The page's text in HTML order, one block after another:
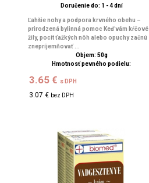
Doručenie do: 1 - 4 dní
Ľahšie nohy a podpora krvného obehu –
prirodzená bylinná pomoc Keď vám kŕčové
žily, pocit ťažkých nôh alebo opuchy začnú
znepríjemňovať ...
Objem: 50g
Hmotnosť pevného podielu:
3.65 € s DPH
3.07 € bez DPH